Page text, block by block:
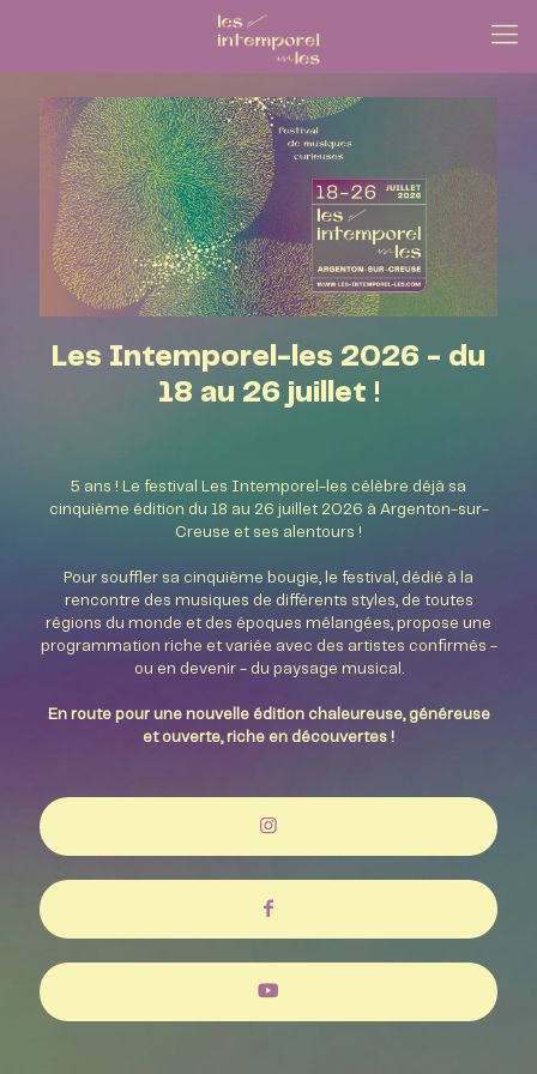
Les Intemporel-les 2026 - du
18 au 26 juillet !
5 ans ! Le festival Les Intemporel-les célèbre déjà sa
cinquième édition du 18 au 26 juillet 2026 à Argenton-sur-
Creuse et ses alentours !
Pour souffler sa cinquième bougie, le festival, dédié à la
rencontre des musiques de différents styles, de toutes
régions du monde et des époques mélangées, propose une
programmation riche et variée avec des artistes confirmés -
ou en devenir - du paysage musical.
En route pour une nouvelle édition chaleureuse, généreuse
et ouverte, riche en découvertes !